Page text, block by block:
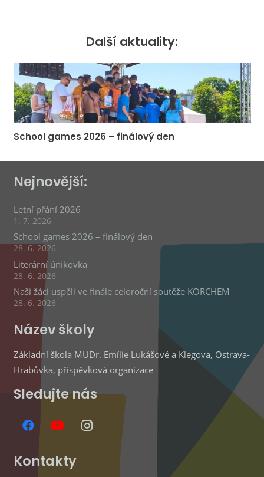
Další aktuality:
School games 2026 – finálový den
Nejnovější:
Letní přání 2026
1. 7. 2026
School games 2026 – finálový den
28. 6. 2026
Literární únikovka
28. 6. 2026
Naši žáci uspěli ve finále celoroční soutěže KORCHEM
28. 6. 2026
Název školy
Základní škola MUDr. Emílie Lukášové a Klegova, Ostrava-
Hrabůvka, příspěvková organizace
Sledujte nás
Kontakty